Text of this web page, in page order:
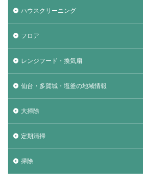
ハウスクリーニング
フロア
レンジフード・換気扇
仙台・多賀城・塩釜の地域情報
大掃除
定期清掃
掃除